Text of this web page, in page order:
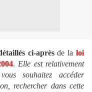
ci-aprèsde laloi
. Elle est relativement
souhaitez accéder
rechercher dans cette